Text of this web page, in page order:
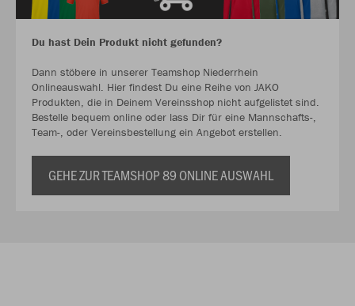
Du hast Dein Produkt nicht gefunden?
Dann stöbere in unserer Teamshop Niederrhein
Onlineauswahl. Hier findest Du eine Reihe von JAKO
Produkten, die in Deinem Vereinsshop nicht aufgelistet sind.
Bestelle bequem online oder lass Dir für eine Mannschafts-,
Team-, oder Vereinsbestellung ein Angebot erstellen.
GEHE ZUR TEAMSHOP 89 ONLINE AUSWAHL